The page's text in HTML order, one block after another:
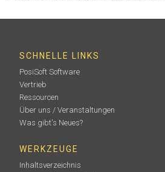
SCHNELLE LINKS
PosiSoft Software
Vertrieb
Ressourcen
Über uns / Veranstaltungen
Was gibt's Neues?
WERKZEUGE
Inhaltsverzeichnis